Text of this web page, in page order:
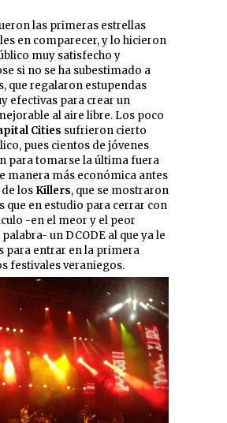
las primeras estrellas
en comparecer, y lo hicieron
muy satisfecho y
si no se ha subestimado a
que regalaron estupendas
efectivas para crear un
al aire libre. Los poco
Cities sufrieron cierto
pues cientos de jóvenes
para tomarse la última fuera
manera más económica antes
los Killers, que se mostraron
que en estudio para cerrar con
-en el meor y el peor
un DCODE al que ya le
para entrar en la primera
festivales veraniegos.